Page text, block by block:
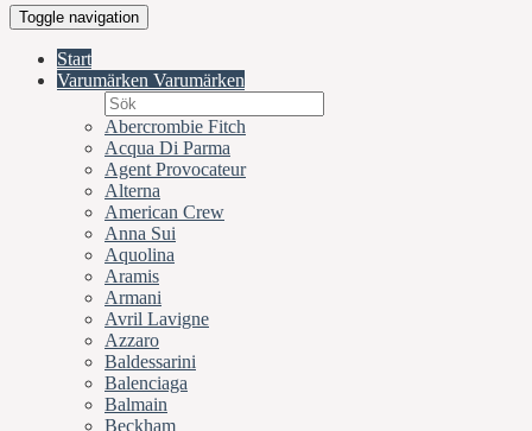
Toggle navigation
Start
Varumärken Varumärken
Abercrombie Fitch
Acqua Di Parma
Agent Provocateur
Alterna
American Crew
Anna Sui
Aquolina
Aramis
Armani
Avril Lavigne
Azzaro
Baldessarini
Balenciaga
Balmain
Beckham